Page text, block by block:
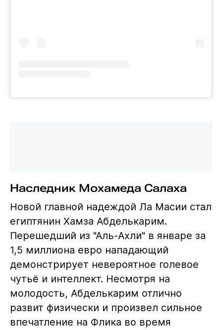
Наследник Мохамеда Салаха
Новой главной надеждой Ла Масии стал
египтянин Хамза Абделькарим.
Перешедший из "Аль-Ахли" в январе за
1,5 миллиона евро нападающий
демонстрирует невероятное голевое
чутьё и интеллект. Несмотря на
молодость, Абделькарим отлично
развит физически и произвел сильное
впечатление на Флика во время